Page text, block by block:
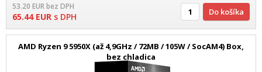
53.20 EURbez DPH
65.44EUR s DPH Do košíka
AMD Ryzen 9 5950X (až 4,9GHz / 72MB / 105W / SocAM4) Box,
bez chladica